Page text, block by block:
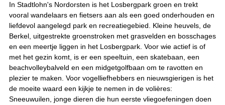
In Stadtlohn's Nordorsten is het Losbergpark groen en trekt
vooral wandelaars en fietsers aan als een goed onderhouden en
liefdevol aangelegd park en recreatiegebied. Kleine heuvels, de
Berkel, uitgestrekte groenstroken met grasvelden en bosschages
en een meertje liggen in het Losbergpark. Voor wie actief is of
met het gezin komt, is er een speeltuin, een skatebaan, een
beachvolleybalveld en een midgetgolfbaan om te ravotten en
plezier te maken. Voor vogelliefhebbers en nieuwsgierigen is het
de moeite waard een kijkje te nemen in de volières:
Sneeuwuilen, jonge dieren die hun eerste vliegoefeningen doen